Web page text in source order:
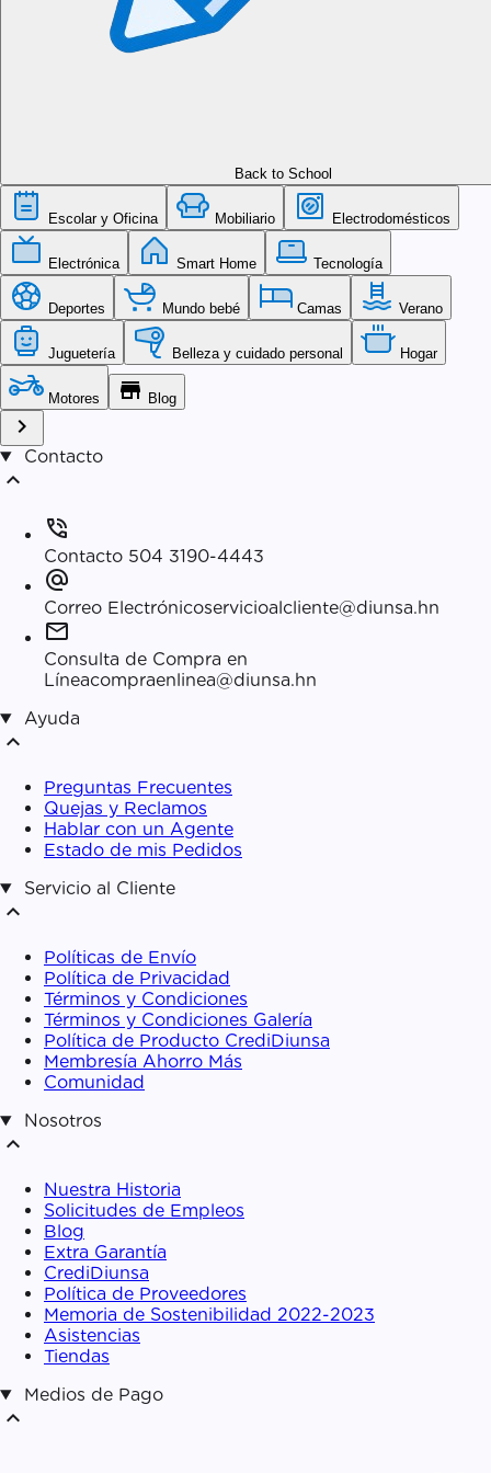
Back to School
Escolar y Oficina Mobiliario Electrodomésticos
Electrónica Smart Home Tecnología
Deportes Mundo bebé Camas Verano
Juguetería Belleza y cuidado personal Hogar
Motores store Blog
chevron_right
Contacto
expand_less
phone_in_talk
Contacto 504 3190-4443
alternate_email
Correo Electrónicoservicioalcliente@diunsa.hn
mail
Consulta de Compra en
Líneacompraenlinea@diunsa.hn
Ayuda
expand_less
Preguntas Frecuentes
Quejas y Reclamos
Hablar con un Agente
Estado de mis Pedidos
Servicio al Cliente
expand_less
Políticas de Envío
Política de Privacidad
Términos y Condiciones
Términos y Condiciones Galería
Política de Producto CrediDiunsa
Membresía Ahorro Más
Comunidad
Nosotros
expand_less
Nuestra Historia
Solicitudes de Empleos
Blog
Extra Garantía
CrediDiunsa
Política de Proveedores
Memoria de Sostenibilidad 2022-2023
Asistencias
Tiendas
Medios de Pago
expand_less